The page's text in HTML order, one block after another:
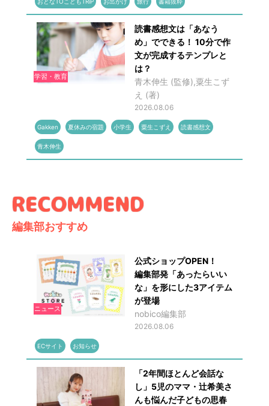
学習・教育
読書感想文は「あなう
め」でできる！ 10分で作
文が完成するテンプレと
は？
青木伸生 (監修),粟生こず
え (著)
2026.08.06
Gakken 夏休みの宿題 小学生 粟生こずえ 読書感想文
青木伸生
編集部おすすめ
ニュース
公式ショップOPEN！
編集部発「あったらいい
な」を形にした3アイテム
が登場
nobico編集部
2026.08.06
ECサイト お知らせ
「2年間ほとんど会話な
し」5児のママ・辻希美さ
んも悩んだ子どもの思春